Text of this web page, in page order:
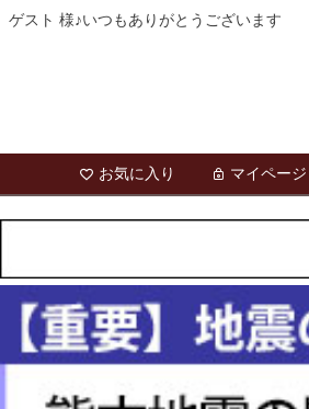
ゲスト 様♪いつもありがとうございます
お気に入り マイページ